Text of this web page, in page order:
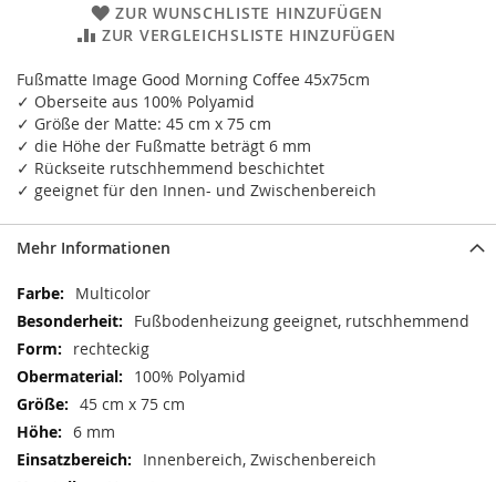
ZUR WUNSCHLISTE HINZUFÜGEN
ZUR VERGLEICHSLISTE HINZUFÜGEN
Fußmatte Image Good Morning Coffee 45x75cm
✓ Oberseite aus 100% Polyamid
✓ Größe der Matte: 45 cm x 75 cm
✓ die Höhe der Fußmatte beträgt 6 mm
✓ Rückseite rutschhemmend beschichtet
✓ geeignet für den Innen- und Zwischenbereich
Mehr Informationen
Mehr
Informationen
Multicolor
Fußbodenheizung geeignet, rutschhemmend
rechteckig
100% Polyamid
45 cm x 75 cm
6 mm
Innenbereich, Zwischenbereich